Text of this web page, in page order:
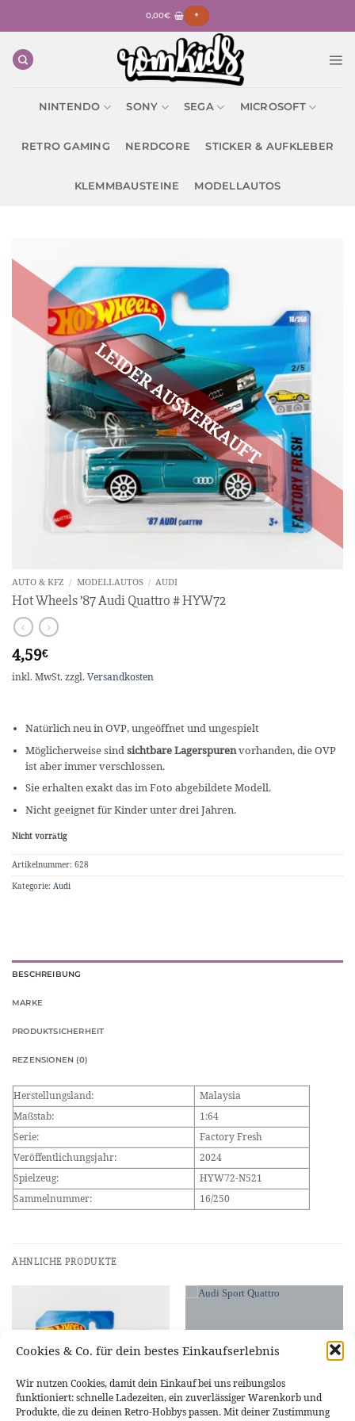
Cookies & Co. für dein bestes Einkaufserlebnis
Wir nutzen Cookies, damit dein Einkauf bei uns reibungslos
funktioniert: schnelle Ladezeiten, ein zuverlässiger Warenkorb und
Produkte, die zu deinen Retro-Hobbys passen. Mit deiner Zustimmung
0,00€ +
NINTENDO SONY SEGA MICROSOFT
RETRO GAMING NERDCORE STICKER & AUFKLEBER
KLEMMBAUSTEINE MODELLAUTOS
AUTO & KFZ / MODELLAUTOS / AUDI
Hot Wheels ’87 Audi Quattro # HYW72
4,59€
inkl. MwSt. zzgl. Versandkosten
Natürlich neu in OVP, ungeöffnet und ungespielt
Möglicherweise sind sichtbare Lagerspurenvorhanden, die OVP
ist aber immer verschlossen.
Sie erhalten exakt das im Foto abgebildete Modell.
Nicht geeignet für Kinder unter drei Jahren.
Nicht vorrätig
Artikelnummer: 628
Kategorie: Audi
BESCHREIBUNG
MARKE
PRODUKTSICHERHEIT
REZENSIONEN (0)
Herstellungsland:
Malaysia
Maßstab:
1:64
Serie:
Factory Fresh
Veröffentlichungsjahr:
2024
Spielzeug:
HYW72-N521
Sammelnummer:
16/250
ÄHNLICHE PRODUKTE